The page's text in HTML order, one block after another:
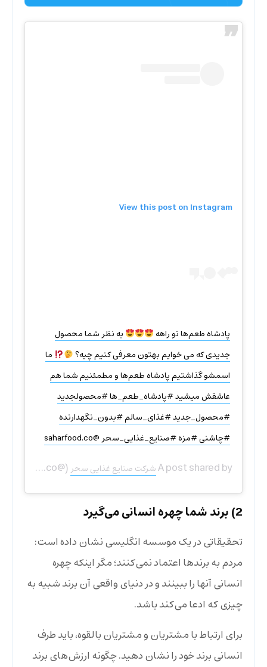
View this post on Instagram
پادشاه طعم‌ها تو راهه
به نظر شما محصول
جدیدی که می خوایم بهتون معرفی کنیم چیه؟
ما
اسمشو گذاشتیم پادشاه طعم‌ها و مطمئنیم شما هم
عاشقش میشید #پادشاه_طعم_ها #محصولجدید
#محصول_جدید #غذاى_سالم #بدون_نگهدارنده
#چاشنی #مزه #صنایع_غذایی_سحر @saharfood.co
A post shared byشركت صنایع غذایی سحر (@saharfood.co) on
2) برند شما چهره انسانی می‌گیرد
تحقیقاتی در یک موسسه انگلیسی نشان داده است:
مردم به برندها اعتماد نمی‌کنند؛ مگر اینکه چهره
انسانی آنها را ببینند و در دنیای واقعی آن برند شبیه به
چیزی که ادعا می‌کند باشد.
برای ارتباط با مشتریان و مشتریان بالقوه، باید طرف
انسانی برند خود را نشان دهید. چگونه ارزش‌های برند